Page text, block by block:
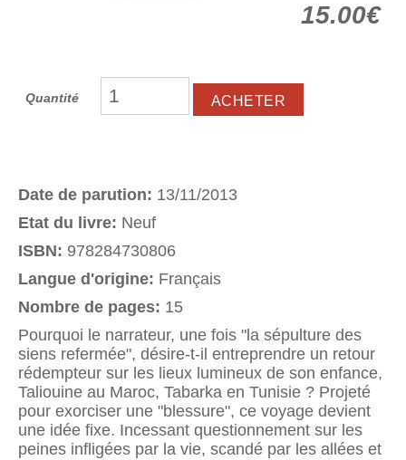
15.00€
Quantité
Date de parution: 13/11/2013
Etat du livre: Neuf
ISBN: 978284730806
Langue d'origine: Français
Nombre de pages: 15
Pourquoi le narrateur, une fois "la sépulture des
siens refermée", désire-t-il entreprendre un retour
rédempteur sur les lieux lumineux de son enfance,
Taliouine au Maroc, Tabarka en Tunisie ? Projeté
pour exorciser une "blessure", ce voyage devient
une idée fixe. Incessant questionnement sur les
peines infligées par la vie, scandé par les allées et